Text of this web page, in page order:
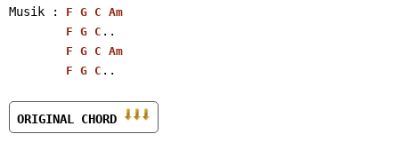
Musik : F G C Am
F G C ..
F G C Am
F G C ..
ORIGINAL CHORD